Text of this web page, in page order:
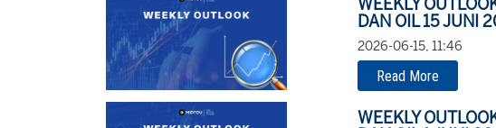
WEEKLY
DAN OIL 15 JUNI
2026-06-15, 11:46
Read More
WEEKLY